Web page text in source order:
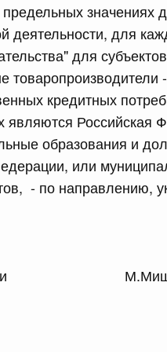
значениях
деятельности, для
для
товаропроизводители -
кредитных
являются Российская
образования и
или
- по направлению,
Федерации
928
2011 г.
929
2021
2022